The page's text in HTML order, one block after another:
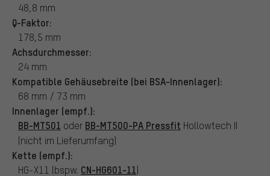
48,8 mm
Q-Faktor:
178,5 mm
Achsdurchmesser:
24 mm
Kompatible Gehäusebreite (bei BSA-Innenlager):
68 mm / 73 mm
Innenlager (empf.):
BB-MT501 oder BB-MT500-PA Pressfit Hollowtech II
(nicht im Lieferumfang)
Kette (empf.):
HG-X11 (bspw. CN-HG601-11)